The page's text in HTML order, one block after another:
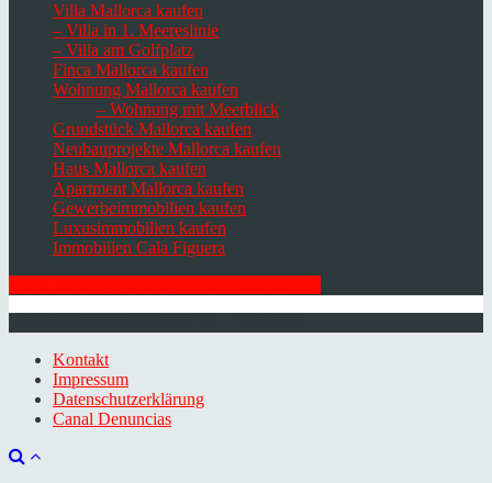
Villa Mallorca kaufen
– Villa in 1. Meereslinie
– Villa am Golfplatz
Finca Mallorca kaufen
Wohnung Mallorca kaufen
– Wohnung mit Meerblick
Grundstück Mallorca kaufen
Neubauprojekte Mallorca kaufen
Haus Mallorca kaufen
Apartment Mallorca kaufen
Gewerbeimmobilien kaufen
Luxusimmobilien kaufen
Immobilien Cala Figuera
Kontakt
Impressum
Datenschutzerklärung
Canal Denuncias